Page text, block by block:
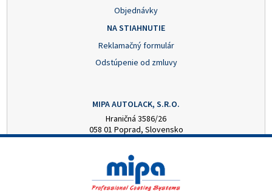
Objednávky
NA STIAHNUTIE
Reklamačný formulár
Odstúpenie od zmluvy
MIPA AUTOLACK, S.R.O.
Hraničná 3586/26
058 01 Poprad, Slovensko
mipa@autolack.sk
OTVÁRACIE HODINY